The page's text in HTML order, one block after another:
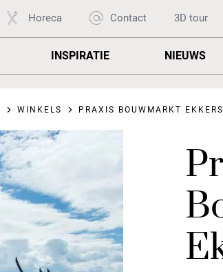
Horeca Contact 3D tour
INSPIRATIE NIEUWS
WINKELS PRAXIS BOUWMARKT